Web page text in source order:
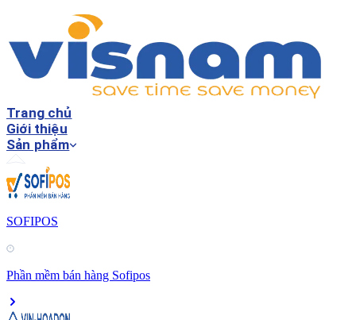
Trang chủ
Giới thiệu
Sản phẩm
SOFIPOS
Phần mềm bán hàng Sofipos